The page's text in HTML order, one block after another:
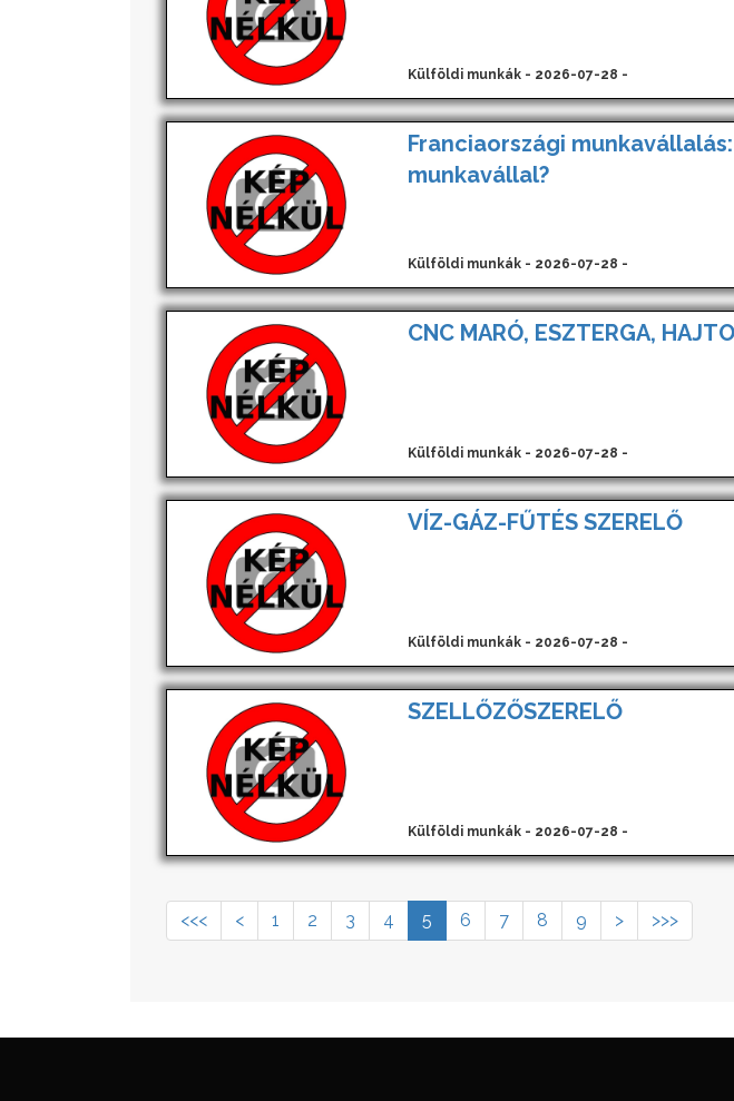
Külföldi munkák - 2026-07-28 -
Franciaországi
munkavállal?
Külföldi munkák - 2026-07-28 -
CNC MARÓ, ESZTERGA,
Külföldi munkák - 2026-07-28 -
VÍZ-GÁZ-FŰTÉS SZERELŐ
Külföldi munkák - 2026-07-28 -
SZELLŐZŐSZERELŐ
Külföldi munkák - 2026-07-28 -
<<< < 1 2 3 4 5 6 7 8 9 > >>>